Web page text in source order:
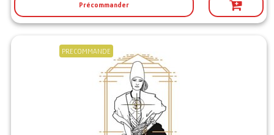
Précommander
PRECOMMANDE